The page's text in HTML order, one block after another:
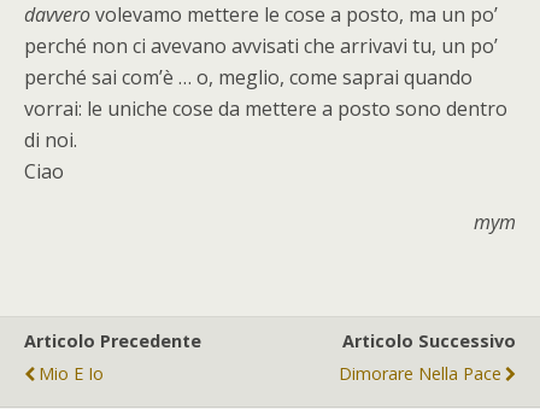
davverovolevamo mettere le cose a posto, ma un po’
perché non ci avevano avvisati che arrivavi tu, un po’
perché sai com’è … o, meglio, come saprai quando
vorrai: le uniche cose da mettere a posto sono dentro
di noi.
Ciao
mym
Articolo Precedente
Mio E Io
Articolo Successivo
Dimorare Nella Pace